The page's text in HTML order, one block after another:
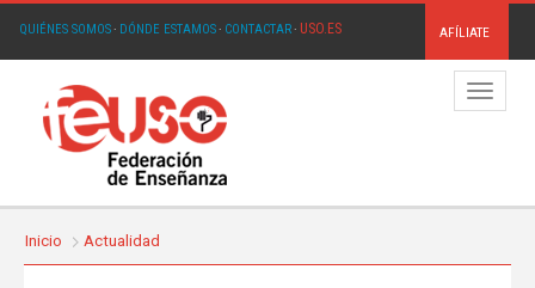
QUIÉNES SOMOS· DÓNDE ESTAMOS· CONTACTAR· USO.ES AFÍLIATE
Menú
Inicio Actualidad